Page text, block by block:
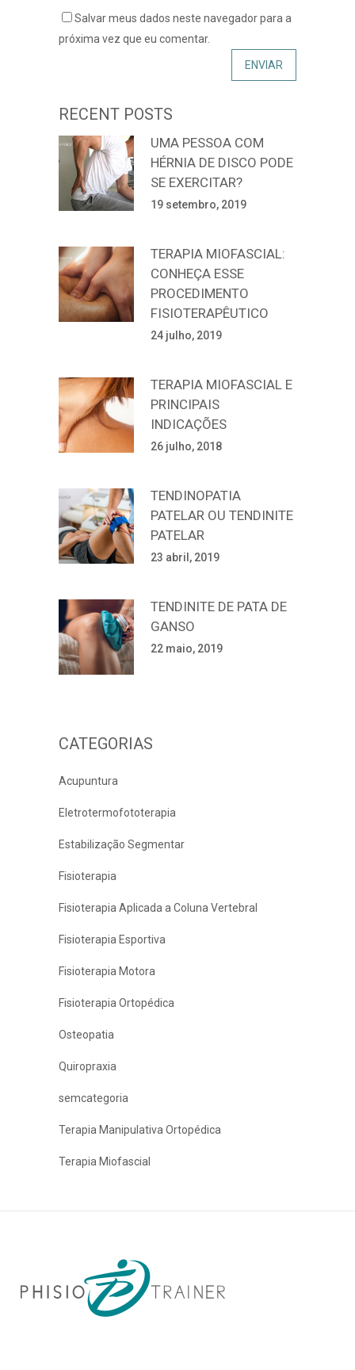
Salvar meus dados neste navegador para a
próxima vez que eu comentar.
RECENT POSTS
UMA PESSOA COM
HÉRNIA DE DISCO PODE
SE EXERCITAR?
19 setembro, 2019
TERAPIA MIOFASCIAL:
CONHEÇA ESSE
PROCEDIMENTO
FISIOTERAPÊUTICO
24 julho, 2019
TERAPIA MIOFASCIAL E
PRINCIPAIS
INDICAÇÕES
26 julho, 2018
TENDINOPATIA
PATELAR OU TENDINITE
PATELAR
23 abril, 2019
TENDINITE DE PATA DE
GANSO
22 maio, 2019
CATEGORIAS
Acupuntura
Eletrotermofototerapia
Estabilização Segmentar
Fisioterapia
Fisioterapia Aplicada a Coluna Vertebral
Fisioterapia Esportiva
Fisioterapia Motora
Fisioterapia Ortopédica
Osteopatia
Quiropraxia
semcategoria
Terapia Manipulativa Ortopédica
Terapia Miofascial